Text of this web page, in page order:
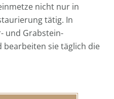
nicht nur in
tätig. In
und Grabstein-
sie täglich die